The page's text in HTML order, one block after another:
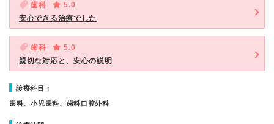
歯科
5.0
安心できる治療でした
歯科
5.0
親切な対応と、安心の説明
診療科目：
歯科、小児歯科、歯科口腔外科